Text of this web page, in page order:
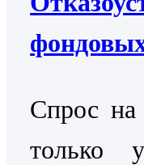
Cпрос на
только